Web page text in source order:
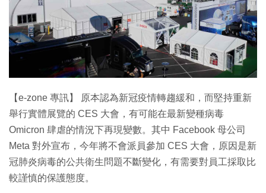
【e-zone 專訊】 原本認為新冠疫情轉趨緩和，而堅持重新
舉行實體展覽的 CES 大會，有可能在最新變種病毒
Omicron 肆虐的情況下再現變數。其中 Facebook 母公司
Meta 對外宣布，今年將不會派員參加 CES 大會，原因是新
冠肺炎病毒的公共衛生問題不斷變化，有需要對員工採取比
較謹慎的保護態度。